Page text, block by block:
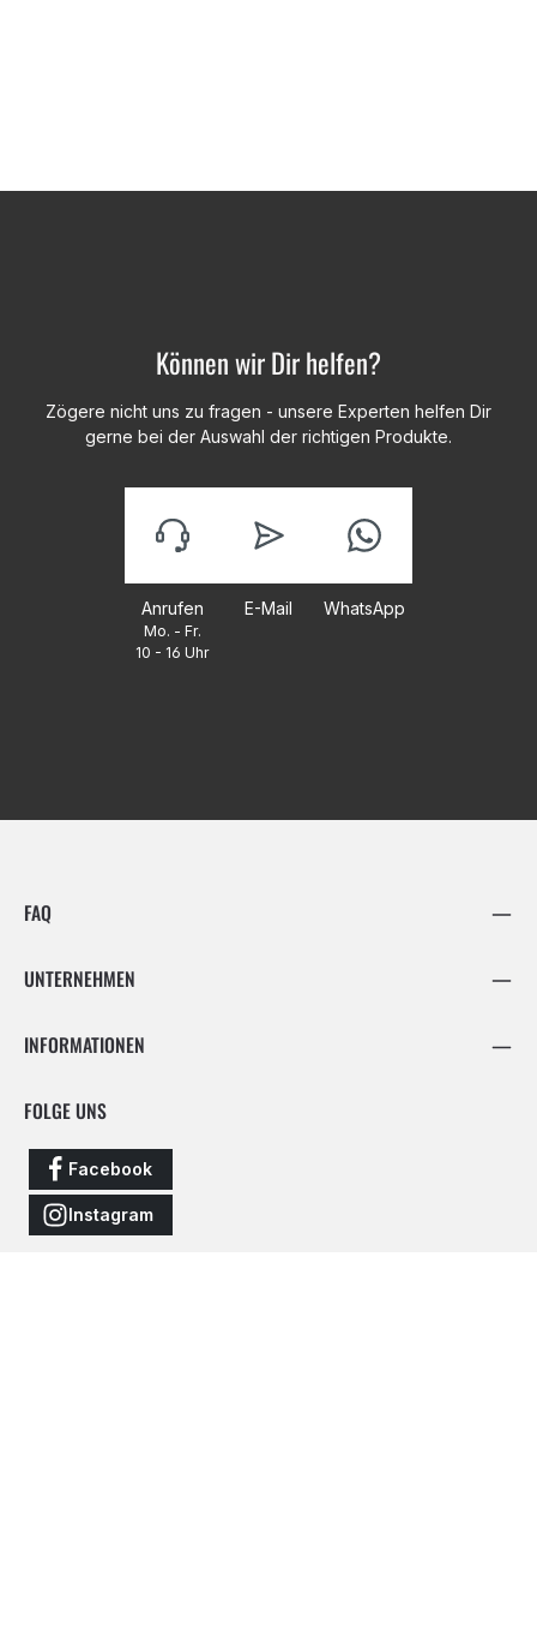
Können wir Dir helfen?
Zögere nicht uns zu fragen - unsere Experten helfen Dir
gerne bei der Auswahl der richtigen Produkte.
Anrufen
Mo. - Fr.
10 - 16 Uhr
E-Mail WhatsApp
FAQ
UNTERNEHMEN
INFORMATIONEN
FOLGE UNS
Facebook
Instagram